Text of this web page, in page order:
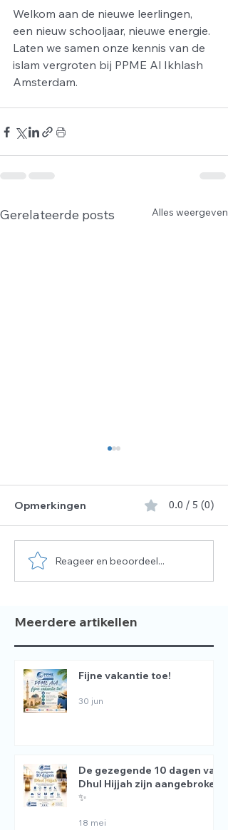
Welkom aan de nieuwe leerlingen,
een nieuw schooljaar, nieuwe energie.
Laten we samen onze kennis van de
islam vergroten bij PPME Al Ikhlash
Amsterdam.
Gerelateerde posts Alles weergeven
De gezegende 10
dagen van Dhul Hijjah
Opmerkingen 0.0 / 5 (0)
Reageer en beoordeel...
Meerdere artikellen
Fijne vakantie toe!
30 jun
De gezegende 10 dagen van
Dhul Hijjah zijn aangebroken
✨
18 mei